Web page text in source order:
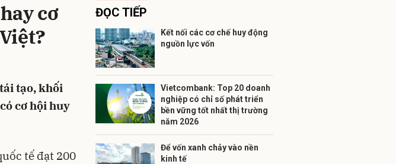
cơ
tạo, khối
cơ hội huy
tế đạt 200
ĐỌC TIẾP
Kết nối các cơ chế huy động
nguồn lực vốn
Vietcombank: Top 20 doanh
nghiệp có chỉ số phát triển
bền vững tốt nhất thị trường
năm 2026
Để vốn xanh chảy vào nền
kinh tế
Gửi